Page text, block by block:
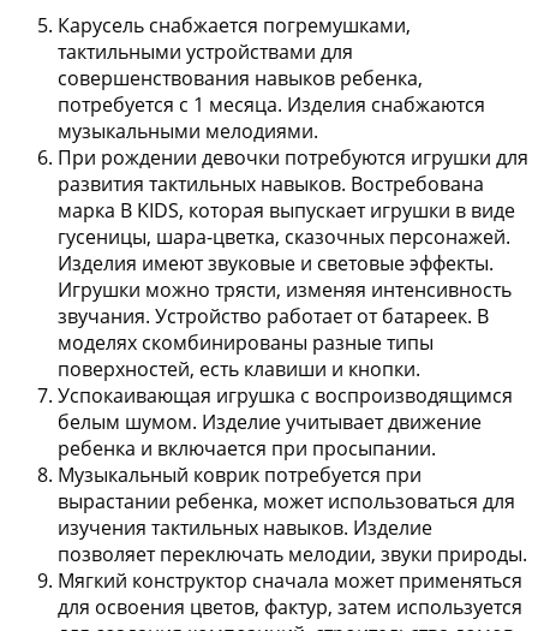
Карусель снабжается погремушками,
тактильными устройствами для
совершенствования навыков ребенка,
потребуется с 1 месяца. Изделия снабжаются
музыкальными мелодиями.
При рождении девочки потребуются игрушки для
развития тактильных навыков. Востребована
марка B KIDS, которая выпускает игрушки в виде
гусеницы, шара-цветка, сказочных персонажей.
Изделия имеют звуковые и световые эффекты.
Игрушки можно трясти, изменяя интенсивность
звучания. Устройство работает от батареек. В
моделях скомбинированы разные типы
поверхностей, есть клавиши и кнопки.
Успокаивающая игрушка с воспроизводящимся
белым шумом. Изделие учитывает движение
ребенка и включается при просыпании.
Музыкальный коврик потребуется при
вырастании ребенка, может использоваться для
изучения тактильных навыков. Изделие
позволяет переключать мелодии, звуки природы.
Мягкий конструктор сначала может применяться
для освоения цветов, фактур, затем используется